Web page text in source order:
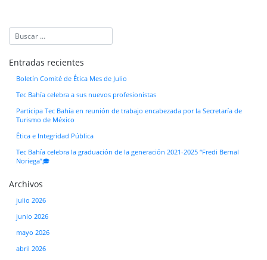
Entradas recientes
Boletín Comité de Ética Mes de Julio
Tec Bahía celebra a sus nuevos profesionistas
Participa Tec Bahía en reunión de trabajo encabezada por la Secretaría de
Turismo de México
Ética e Integridad Pública
Tec Bahía celebra la graduación de la generación 2021-2025 “Fredi Bernal
Noriega”🎓
Archivos
julio 2026
junio 2026
mayo 2026
abril 2026